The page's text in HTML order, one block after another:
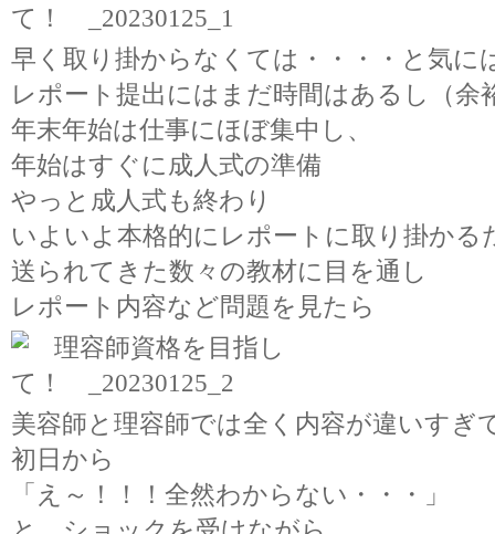
早く取り掛からなくては・・・・と気に
レポート提出にはまだ時間はあるし（余
年末年始は仕事にほぼ集中し、
年始はすぐに成人式の準備
やっと成人式も終わり
いよいよ本格的にレポートに取り掛かる
送られてきた数々の教材に目を通し
レポート内容など問題を見たら
美容師と理容師では全く内容が違いすぎ
初日から
「え～！！！全然わからない・・・」